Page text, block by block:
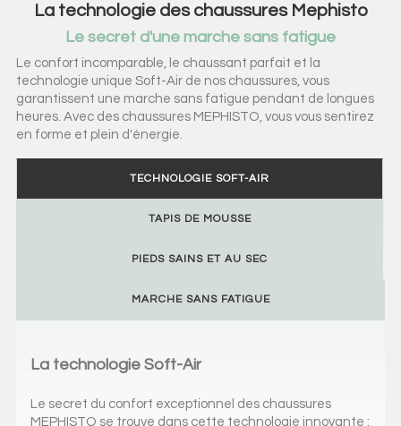
La technologie des chaussures Mephisto
Le secret d'une marche sans fatigue
Le confort incomparable, le chaussant parfait et la
technologie unique Soft-Air de nos chaussures, vous
garantissent une marche sans fatigue pendant de longues
heures. Avec des chaussures MEPHISTO, vous vous sentirez
en forme et plein d'énergie.
La technologie Soft-Air
Le secret du confort exceptionnel des chaussures
MEPHISTO se trouve dans cette technologie innovante :
TECHNOLOGIE SOFT-AIR
TAPIS DE MOUSSE
PIEDS SAINS ET AU SEC
MARCHE SANS FATIGUE